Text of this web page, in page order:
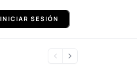
INICIAR SESIÓN